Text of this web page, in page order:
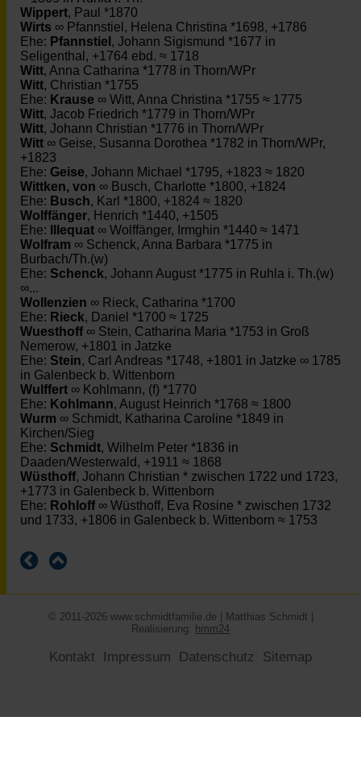
Wippert, Paul *1870
Wirts ∞ Pfannstiel, Helena Christina *1698, +1786
Ehe: Pfannstiel , Johann Sigismund *1677 in
Seligenthal, +1764 ebd. ≈ 1718
Witt, Anna Catharina *1778 in Thorn/WPr
Witt, Christian *1755
Ehe: Krause ∞ Witt, Anna Christina *1755 ≈ 1775
Witt, Jacob Friedrich *1779 in Thorn/WPr
Witt, Johann Christian *1776 in Thorn/WPr
Witt ∞ Geise, Susanna Dorothea *1782 in Thorn/WPr,
+1823
Ehe: Geise, Johann Michael *1795, +1823 ≈ 1820
Wittken, von ∞ Busch, Charlotte *1800, +1824
Ehe: Busch, Karl *1800, +1824 ≈ 1820
Wolffänger, Henrich *1440, +1505
Ehe:
Illequat ∞ Wolffänger, Irmghin *1440 ≈ 1471
Wolfram ∞ Schenck, Anna Barbara *1775 in
Burbach/Th.(w)
Ehe: Schenck, Johann August *1775 in Ruhla i. Th.(w)
∞...
Wollenzien ∞ Rieck, Catharina *1700
Ehe: Rieck, Daniel *1700 ≈ 1725
Wuesthoff ∞ Stein, Catharina Maria *1753 in Groß
Nemerow, +1801 in Jatzke
Ehe: Stein, Carl Andreas *1748, +1801 in Jatzke ∞ 1785
in Galenbeck b. Wittenborn
Wulffert ∞ Kohlmann, (f) *1770
Ehe: Kohlmann, August Heinrich *1768 ≈ 1800
Wurm ∞ Schmidt, Katharina Caroline *1849 in
Kirchen/Sieg
Ehe: Schmidt, Wilhelm Peter *1836 in
Daaden/Westerwald, +1911 ≈ 1868
Wüsthoff, Johann Christian * zwischen 1722 und 1723,
+1773 in Galenbeck b. Wittenborn
Ehe: Rohloff ∞ Wüsthoff, Eva Rosine * zwischen 1732
und 1733, +1806 in Galenbeck b. Wittenborn ≈ 1753
© 2011-2026 www.schmidtfamilie.de | Matthias Schmidt |
Realisierung: hmm24
Kontakt Impressum Datenschutz Sitemap